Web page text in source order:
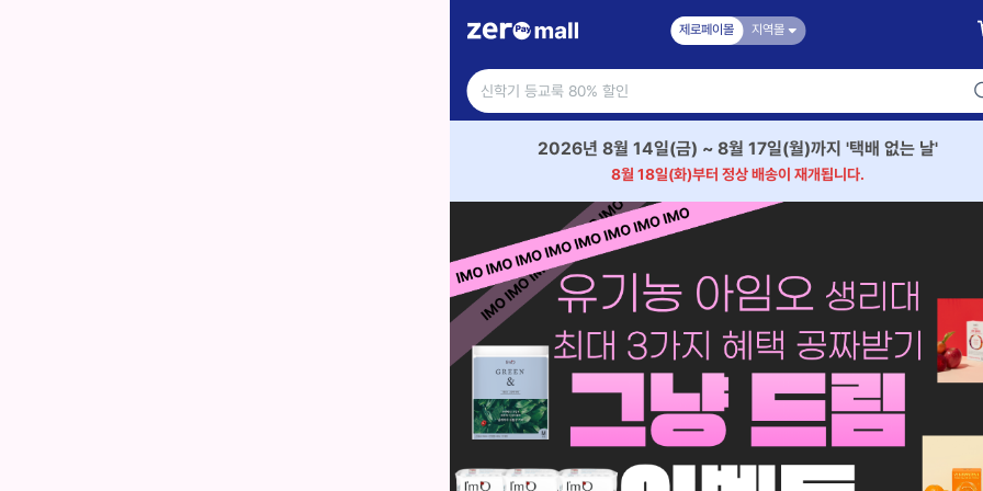
제로페이몰 지역몰
2026년 8월 14일(금) ~ 8월 17일(월)까지 '택배 없는 날'
8월 18일(화)부터 정상 배송이 재개됩니다.